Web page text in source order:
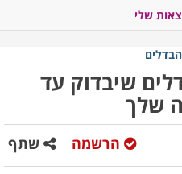
שלי
שיבדוק עד
שלך
שתף הרשמה